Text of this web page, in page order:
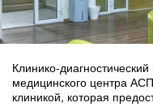
Клинико-
медицинского центра
клиникой, которая